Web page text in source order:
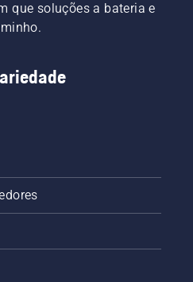
que soluções a bateria e